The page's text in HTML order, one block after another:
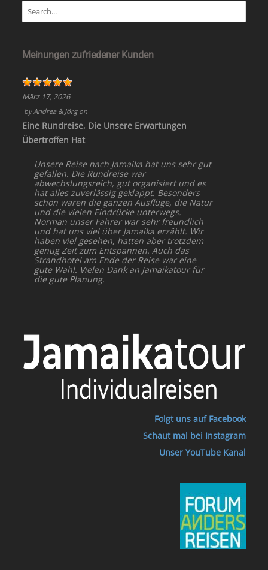
Meinungen zufriedener Kunden
März 17, 2026
by Andrea & Jörgon
Eine Rundreise, Die Unsere Erwartungen
Übertroffen Hat
Unsere Reise nach Jamaika hat uns sehr gut
gefallen. Die Rundreise war
abwechslungsreich, gut organisiert und es
hat alles zuverlässig geklappt. Besonders
schön waren die ganzen Ausflüge, die Natur
und die vielen Eindrücke unterwegs.
Norman unser Fahrer war sehr freundlich
und hat uns viel über Jamaika erzählt. Wir
haben viel gesehen, hatten aber trotzdem
genug Zeit zum Entspannen. Auch das
Strandhotel am Ende der Reise war eine
gute Wahl. Vielen Dank an Jamaikatour für
die gute Planung.
Folgt uns auf Facebook
Schaut mal bei Instagram
Unser YouTube Kanal